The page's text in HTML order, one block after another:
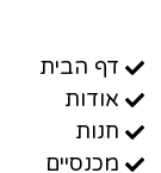
דף הבית
אודות
חנות
מכנסיים